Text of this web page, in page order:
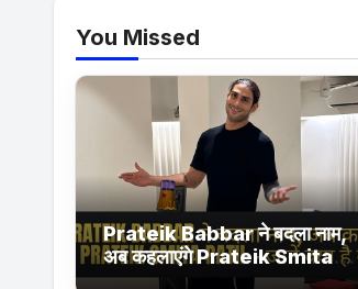
You Missed
Prateik Babbar ने बदला नाम,
अब कहलाएंगे Prateik Smita
Patil – जानें क्या है वजह